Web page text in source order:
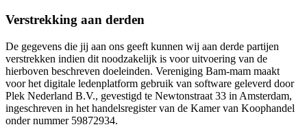
Verstrekking aan derden
De gegevens die jij aan ons geeft kunnen wij aan derde partijen
verstrekken indien dit noodzakelijk is voor uitvoering van de
hierboven beschreven doeleinden. Vereniging Bam-mam maakt
voor het digitale ledenplatform gebruik van software geleverd door
Plek Nederland B.V., gevestigd te Newtonstraat 33 in Amsterdam,
ingeschreven in het handelsregister van de Kamer van Koophandel
onder nummer 59872934.